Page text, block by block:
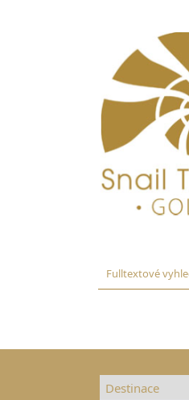
DESTINACE